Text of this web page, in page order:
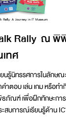
Rally ณ
ทศ
นรู้นิทรรศการในลักษ
คำตอบ เล่น เกม หรือ
ภัณฑ์ เพื่อฝึกทักษะการ
สบการณ์เรียนรู้ด้าน